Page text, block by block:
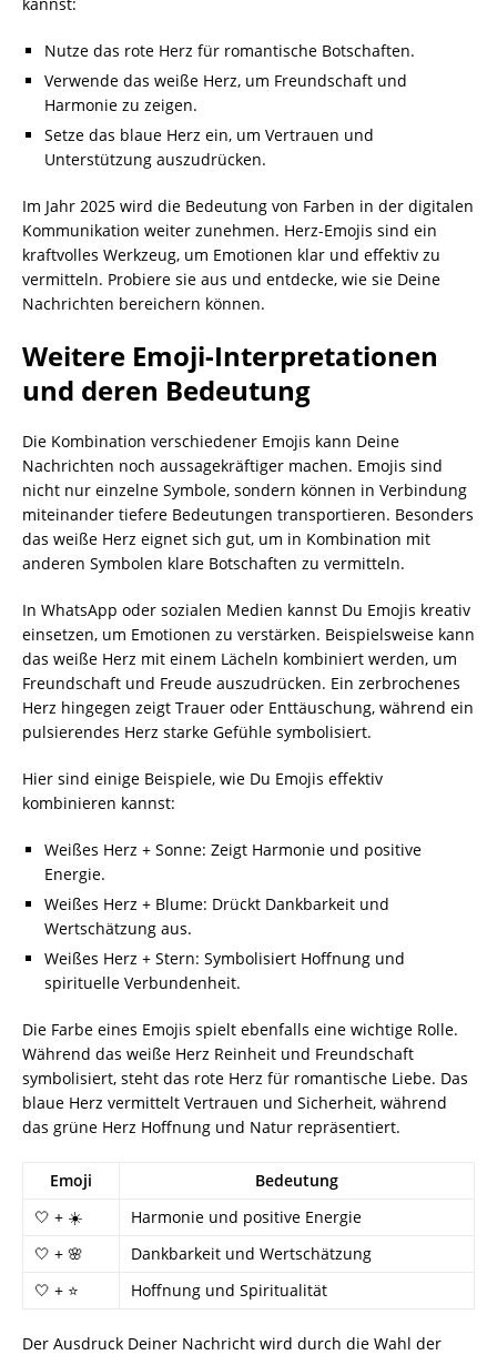
Nutze das rote Herz für romantische Botschaften.
Verwende das weiße Herz, um Freundschaft und
Harmonie zu zeigen.
Setze das blaue Herz ein, um Vertrauen und
Unterstützung auszudrücken.
Im Jahr 2025 wird die Bedeutung von Farben in der digitalen
Kommunikation weiter zunehmen. Herz-Emojis sind ein
kraftvolles Werkzeug, um Emotionen klar und effektiv zu
vermitteln. Probiere sie aus und entdecke, wie sie Deine
Nachrichten bereichern können.
Weitere Emoji-Interpretationen
und deren Bedeutung
Die Kombination verschiedener Emojis kann Deine
Nachrichten noch aussagekräftiger machen. Emojis sind
nicht nur einzelne Symbole, sondern können in Verbindung
miteinander tiefere Bedeutungen transportieren. Besonders
das weiße Herz eignet sich gut, um in Kombination mit
anderen Symbolen klare Botschaften zu vermitteln.
In WhatsApp oder sozialen Medien kannst Du Emojis kreativ
einsetzen, um Emotionen zu verstärken. Beispielsweise kann
das weiße Herz mit einem Lächeln kombiniert werden, um
Freundschaft und Freude auszudrücken. Ein zerbrochenes
Herz hingegen zeigt Trauer oder Enttäuschung, während ein
pulsierendes Herz starke Gefühle symbolisiert.
Hier sind einige Beispiele, wie Du Emojis effektiv
kombinieren kannst:
Weißes Herz + Sonne: Zeigt Harmonie und positive
Energie.
Weißes Herz + Blume: Drückt Dankbarkeit und
Wertschätzung aus.
Weißes Herz + Stern: Symbolisiert Hoffnung und
spirituelle Verbundenheit.
Die Farbe eines Emojis spielt ebenfalls eine wichtige Rolle.
Während das weiße Herz Reinheit und Freundschaft
symbolisiert, steht das rote Herz für romantische Liebe. Das
blaue Herz vermittelt Vertrauen und Sicherheit, während
das grüne Herz Hoffnung und Natur repräsentiert.
Emoji
Bedeutung
🤍 + ☀️
Harmonie und positive Energie
🤍 + 🌸
Dankbarkeit und Wertschätzung
🤍 + ⭐
Hoffnung und Spiritualität
Der Ausdruck Deiner Nachricht wird durch die Wahl der